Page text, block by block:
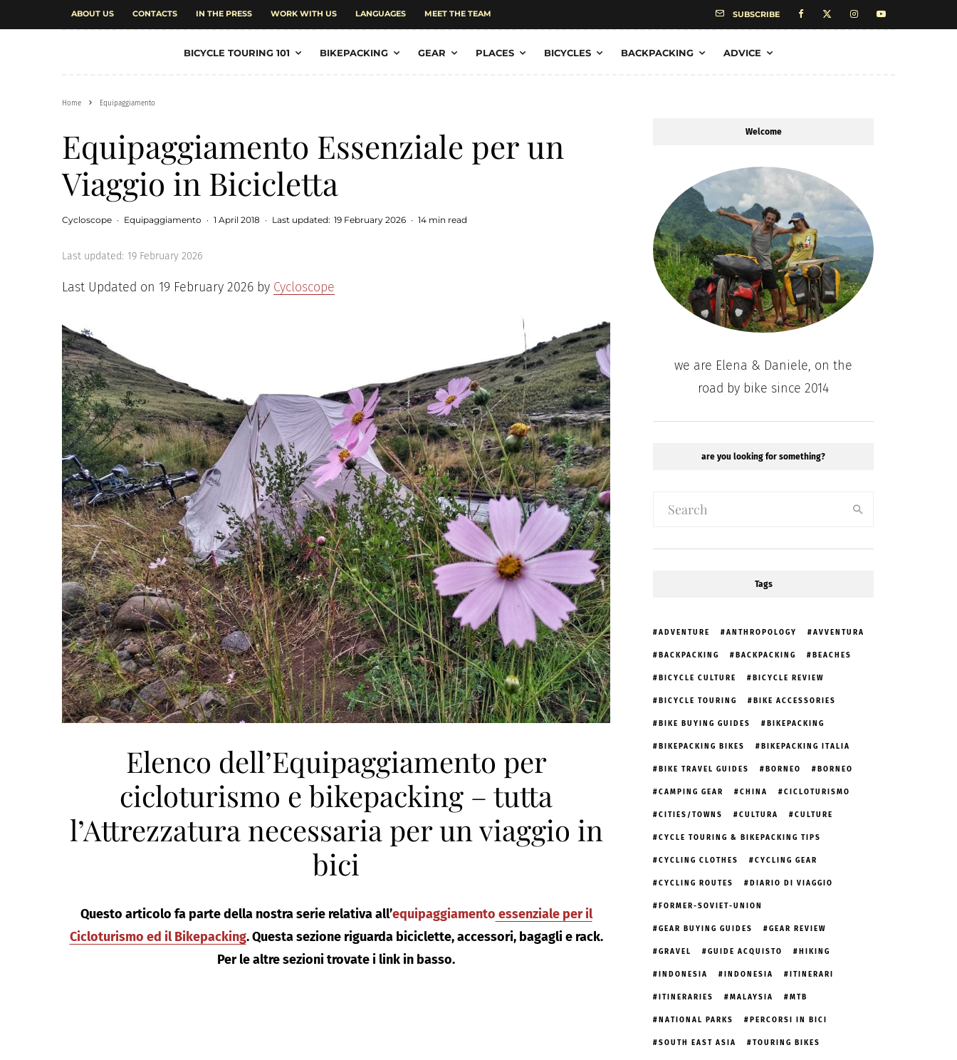
ABOUT US CONTACTS IN THE PRESS WORK WITH US LANGUAGES MEET THE TEAM SUBSCRIBE
BICYCLE TOURING 101 BIKEPACKING GEAR PLACES BICYCLES BACKPACKING ADVICE
Home Equipaggiamento
Equipaggiamento Essenziale per un
Viaggio in Bicicletta
Cycloscope · Equipaggiamento · 1 April 2018 · Last updated: 19 February 2026 · 14 min read
Last updated: 19 February 2026
Last Updated on 19 February 2026 by Cycloscope
Elenco dell’Equipaggiamento per
cicloturismo e bikepacking – tutta
l’Attrezzatura necessaria per un viaggio in
bici
Questo articolo fa parte della nostra serie relativaall’equipaggiamento essenziale per il
Cicloturismo ed il Bikepacking. Questa sezione riguarda biciclette, accessori, bagagli e rack.
Per le altre sezioni trovate i link in basso.
Welcome
we are Elena & Daniele, on the
road by bike since 2014
are you looking for something?
Tags
ADVENTURE ANTHROPOLOGY AVVENTURA
BACKPACKING BACKPACKING BEACHES
BICYCLE CULTURE BICYCLE REVIEW
BICYCLE TOURING BIKE ACCESSORIES
BIKE BUYING GUIDES BIKEPACKING
BIKEPACKING BIKES BIKEPACKING ITALIA
BIKE TRAVEL GUIDES BORNEO BORNEO
CAMPING GEAR CHINA CICLOTURISMO
CITIES/TOWNS CULTURA CULTURE
CYCLE TOURING & BIKEPACKING TIPS
CYCLING CLOTHES CYCLING GEAR
CYCLING ROUTES DIARIO DI VIAGGIO
FORMER-SOVIET-UNION
GEAR BUYING GUIDES GEAR REVIEW
GRAVEL GUIDE ACQUISTO HIKING
INDONESIA INDONESIA ITINERARI
ITINERARIES MALAYSIA MTB
NATIONAL PARKS PERCORSI IN BICI
SOUTH EAST ASIA TOURING BIKES